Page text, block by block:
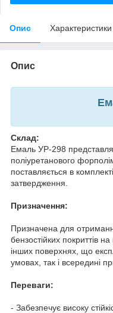
Опис Характеристики
Опис
Склад:
Емаль УР-298
поліуретанового
поставляється в
затвердження.
Призначення:
Призначена для
бензостійких покриттів
інших поверхнях, що
умовах, так і всередині
Переваги:
- Забезпечує високу